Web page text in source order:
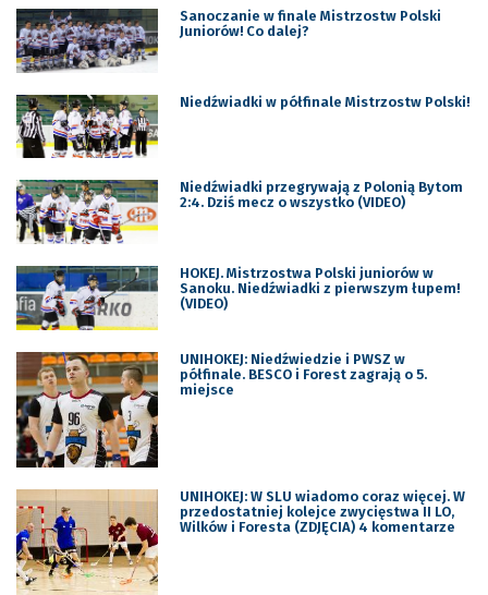
Sanoczanie w finale Mistrzostw Polski
Juniorów! Co dalej?
Niedźwiadki w półfinale Mistrzostw Polski!
Niedźwiadki przegrywają z Polonią Bytom
2:4. Dziś mecz o wszystko (VIDEO)
HOKEJ. Mistrzostwa Polski juniorów w
Sanoku. Niedźwiadki z pierwszym łupem!
(VIDEO)
UNIHOKEJ: Niedźwiedzie i PWSZ w
półfinale. BESCO i Forest zagrają o 5.
miejsce
UNIHOKEJ: W SLU wiadomo coraz więcej. W
przedostatniej kolejce zwycięstwa II LO,
Wilków i Foresta (ZDJĘCIA) 4 komentarze